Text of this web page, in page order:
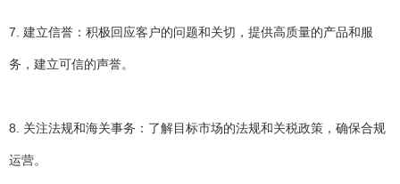
7. 建立信誉：积极回应客户的问题和关切，提供高质量的产品和服
务，建立可信的声誉。
8. 关注法规和海关事务：了解目标市场的法规和关税政策，确保合规
运营。